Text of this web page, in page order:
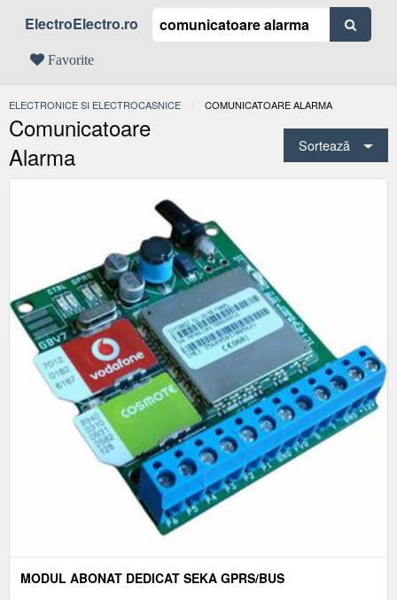
ElectroElectro.ro
Favorite
ELECTRONICE SI ELECTROCASNICE ACTUAL:
COMUNICATOARE ALARMA
Comunicatoare
Alarma
Sortează
MODUL ABONAT DEDICAT SEKA GPRS/BUS